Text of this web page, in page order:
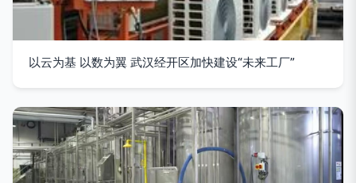
以云为基 以数为翼 武汉经开区加快建设“未来工厂”